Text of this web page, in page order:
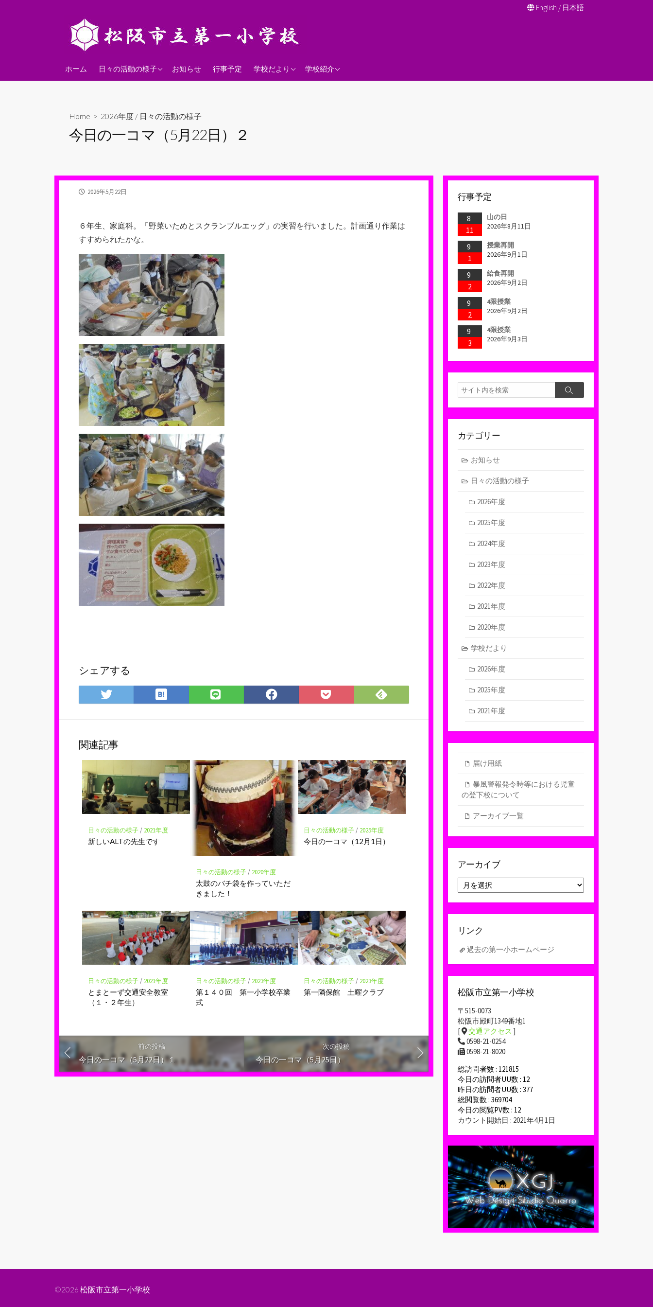
ス
English / 日本語
ホーム 日々の活動の様子
2026年度
お知らせ 行事予定 学校だより
2026年度 学校紹介
学校経営方針
Home > 2026年度 / 日々の活動の様子
今日の一コマ（5月22日）２
公
2026年5月22日
６年生、家庭科。「野菜いためとスクランブルエッグ」の実習を行いました。計画通り作業は
すすめられたかな。
シェアする
Twitter
で
ア
は
て
マ
ー
ク
に
保
LINE
で
Facebook
で
Pocket
に
Feedly
で
関連記事
日々の活動の様子/ 2021年度
新しいALTの先生です
日々の活動の様子/ 2020年度
太鼓のバチ袋を作っていただ
きました！
日々の活動の様子/ 2025年度
今日の一コマ（12月1日）
日々の活動の様子/ 2021年度
とまとーず交通安全教室
（１・２年生）
日々の活動の様子/ 2023年度
第１４０回 第一小学校卒業
式
日々の活動の様子/ 2023年度
第一隣保館 土曜クラブ
前の投稿
今日の一コマ（5月22日）１
次の投稿
今日の一コマ（5月25日）
行事予定
8
11
山の日
2026年8月11日
9
1
授業再開
2026年9月1日
9
2
給食再開
2026年9月2日
9
2
4限授業
2026年9月2日
9
3
4限授業
2026年9月3日
検
索
検
カテゴリー
お知らせ
日々の活動の様子
2026年度
2025年度
2024年度
2023年度
2022年度
2021年度
2020年度
学校だより
2026年度
2025年度
2021年度
届け用紙
暴風警報発令時等における児童
の登下校について
アーカイブ一覧
アーカイブ
ー
カ
イ
リンク
過去の第一小ホームページ
松阪市立第一小学校
〒515-0073
松阪市殿町1349番地1
[
交通アクセス ]
0598-21-0254
0598-21-8020
総訪問者数 : 121815
今日の訪問者UU数 : 12
昨日の訪問者UU数 : 377
総閲覧数 : 369704
今日の閲覧PV数 : 12
カウント開始日 : 2021年4月1日
©2026 松阪市立第一小学校